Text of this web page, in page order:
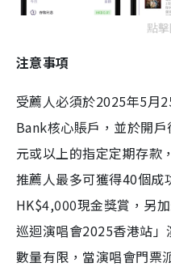
點
注意事項
受薦人必須於2025年5月
Bank核心賬戶，並於開
元或以上的指定定期存款
推薦人最多可獲得40個成
HK$4,000現金獎賞，另
巡迴演唱會2025香港站
數量有限，當演唱會門票